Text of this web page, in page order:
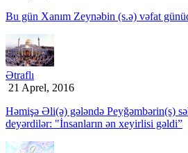
Bu gün Xanım Zeynəbin (s.ə) vəfat
Ətraflı
21 Aprel, 2016
Həmişə Әli(ə) gələndə Peyğəmbərin(s)
deyərdilər: "İnsanların ən xeyirlisi gəldi”